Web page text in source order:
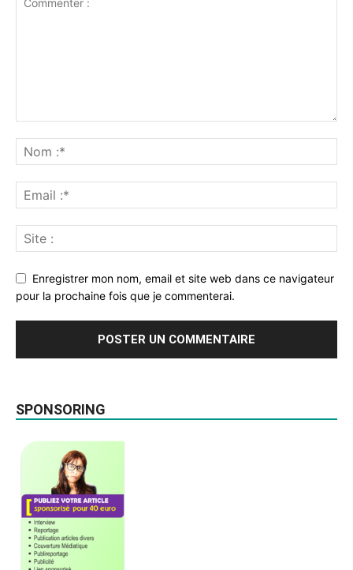
Enregistrer mon nom, email et site web dans ce navigateur
pour la prochaine fois que je commenterai.
SPONSORING